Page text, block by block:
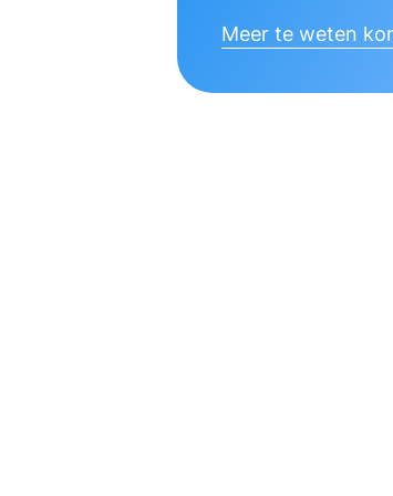
Meer te weten